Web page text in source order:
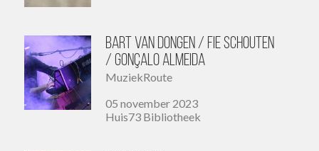
Bart van Dongen / Fie Schouten
/ Gonçalo Almeida
MuziekRoute
05 november 2023
Huis73 Bibliotheek